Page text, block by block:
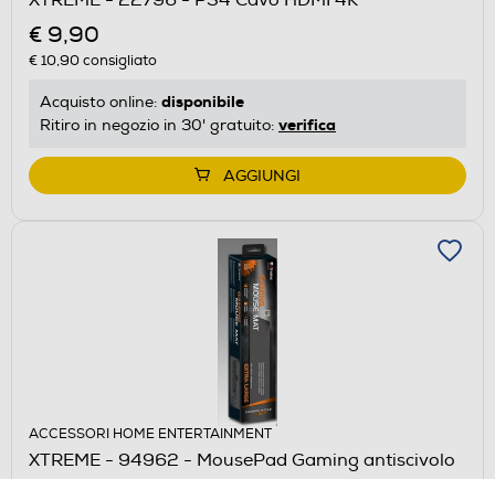
€ 9,90
€ 10,90consigliato
Acquisto online: disponibile
Ritiro in negozio in 30' gratuito: verifica
AGGIUNGI
ACCESSORI HOME ENTERTAINMENT
XTREME - 94962 - MousePad Gaming antiscivolo